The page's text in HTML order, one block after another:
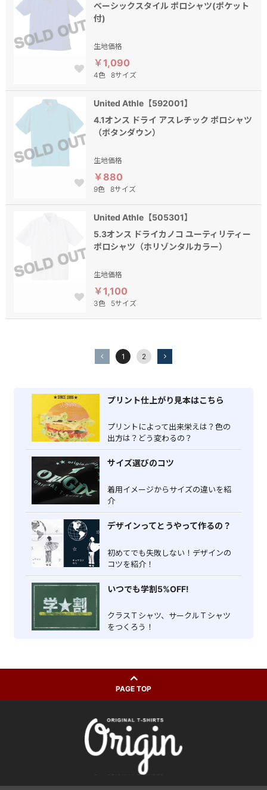
ベーシックスタイル ポロシャツ(ポケット
付)
生地価格
￥1,090
4色 8サイズ
United Athle【592001】
4.1オンス ドライ アスレチック ポロシャツ
（ボタンダウン）
生地価格
￥880
9色 8サイズ
United Athle【505301】
5.3オンス ドライカノコ ユーティリティー
ポロシャツ（ホリゾンタルカラー）
生地価格
￥1,100
3色 5サイズ
1 2
プリント仕上がり見本はこちら
プリントによって出来栄えは？色の
出方は？どう変わるの？
サイズ選びのコツ
着用イメージからサイズの違いを紹
介
デザインってとうやって作るの？
初めてでも失敗しない！デザインの
コツを紹介！
いつでも学割5%OFF!
クラスＴシャツ、サークルＴシャツ
をつくろう！
PAGE TOP